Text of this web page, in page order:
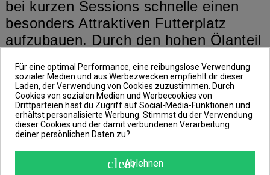
bei kurzen Sessions schnelle einen
besonders Attraktiven Futterplatz
aufzubauen. Durch den hohen Ölanteil
schnell in einem großen Bereich.
Hierbei ist allerdings auch zu
beachten, dass die Wassertemperatur
ebenso eine Rolle spielt wie ob es sich
um ein Stehendes- oder um ein Fließ-
Gewässer handelt.
Für eine optimal Performance, eine reibungslose Verwendung
sozialer Medien und aus Werbezwecken empfiehlt dir dieser
Laden, der Verwendung von Cookies zuzustimmen. Durch
Cookies von sozialen Medien und Werbecookies von
Drittparteien hast du Zugriff auf Social-Media-Funktionen und
erhältst personalisierte Werbung. Stimmst du der Verwendung
dieser Cookies und der damit verbundenen Verarbeitung
deiner persönlichen Daten zu?
clearAblehnen